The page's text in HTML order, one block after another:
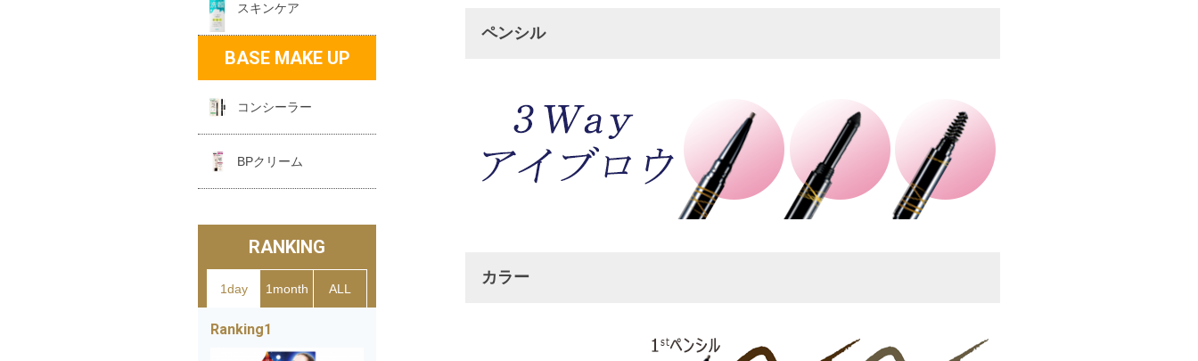
ペンシル
カラー
スキンケア
BASE MAKE UP
コンシーラー
BPクリーム
RANKING
1day 1month ALL